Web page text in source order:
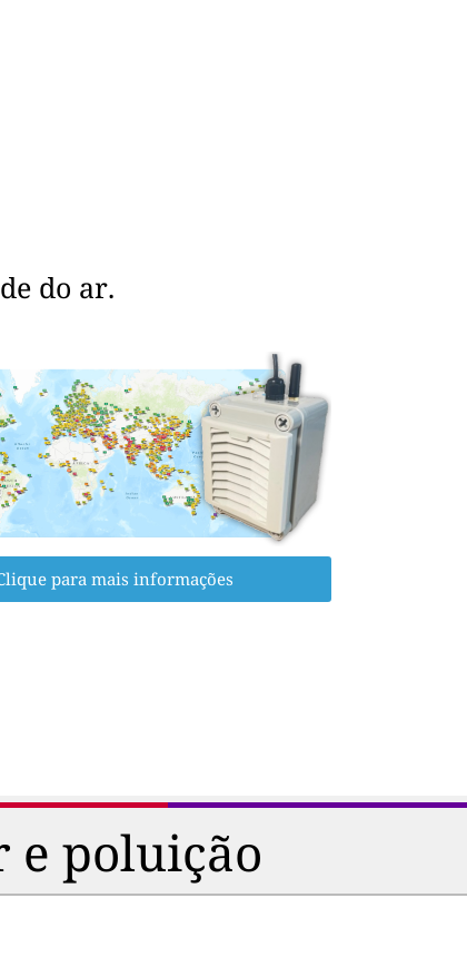
do ar.
para mais informações
e poluição